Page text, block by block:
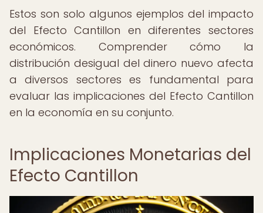
Estos son solo algunos ejemplos del impacto
del Efecto Cantillon en diferentes sectores
económicos. Comprender cómo la
distribución desigual del dinero nuevo afecta
a diversos sectores es fundamental para
evaluar las implicaciones del Efecto Cantillon
en la economía en su conjunto.
Implicaciones Monetarias del
Efecto Cantillon